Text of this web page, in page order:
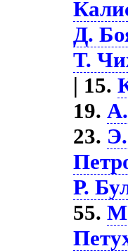
Д.
Т.
| 15.
19.
23.
Р.
55.